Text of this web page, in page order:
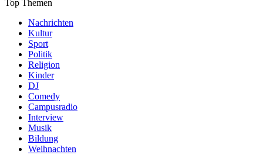
Top Themen
Nachrichten
Kultur
Sport
Politik
Religion
Kinder
DJ
Comedy
Campusradio
Interview
Musik
Bildung
Weihnachten